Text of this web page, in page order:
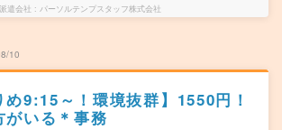
派遣会社 パーソルテンプスタッフ株式会社
10
め9:15～！環境抜群】1550円！
がいる＊事務